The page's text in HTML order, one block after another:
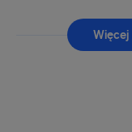
Więcej